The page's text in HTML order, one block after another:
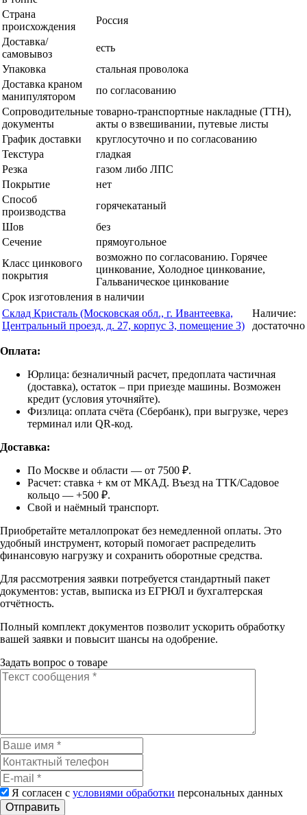
Страна
происхождения
Россия
Доставка/
самовывоз
есть
Упаковка
стальная проволока
Доставка краном
манипулятором
по согласованию
Сопроводительные
документы
товарно-транспортные накладные (ТТН),
акты о взвешивании, путевые листы
График доставки
круглосуточно и по согласованию
Текстура
гладкая
Резка
газом либо ЛПС
Покрытие
нет
Способ
производства
горячекатаный
Шов
без
Сечение
прямоугольное
Класс цинкового
покрытия
возможно по согласованию. Горячее
цинкование, Холодное цинкование,
Гальваническое цинкование
Срок изготовления в наличии
Склад Кристаль (Московская обл., г. Ивантеевка,
Центральный проезд, д. 27, корпус 3, помещение 3)
Наличие:
достаточно
Оплата:
Юрлица: безналичный расчет, предоплата частичная
(доставка), остаток – при приезде машины. Возможен
кредит (условия уточняйте).
Физлица: оплата счёта (Сбербанк), при выгрузке, через
терминал или QR-код.
Доставка:
По Москве и области — от 7500 ₽.
Расчет: ставка + км от МКАД. Въезд на ТТК/Садовое
кольцо — +500 ₽.
Свой и наёмный транспорт.
Приобретайте металлопрокат без немедленной оплаты. Это
удобный инструмент, который помогает распределить
финансовую нагрузку и сохранить оборотные средства.
Для рассмотрения заявки потребуется стандартный пакет
документов: устав, выписка из ЕГРЮЛ и бухгалтерская
отчётность.
Полный комплект документов позволит ускорить обработку
вашей заявки и повысит шансы на одобрение.
Задать вопрос о товаре
Я согласен с условиями обработки персональных данных
Отправить